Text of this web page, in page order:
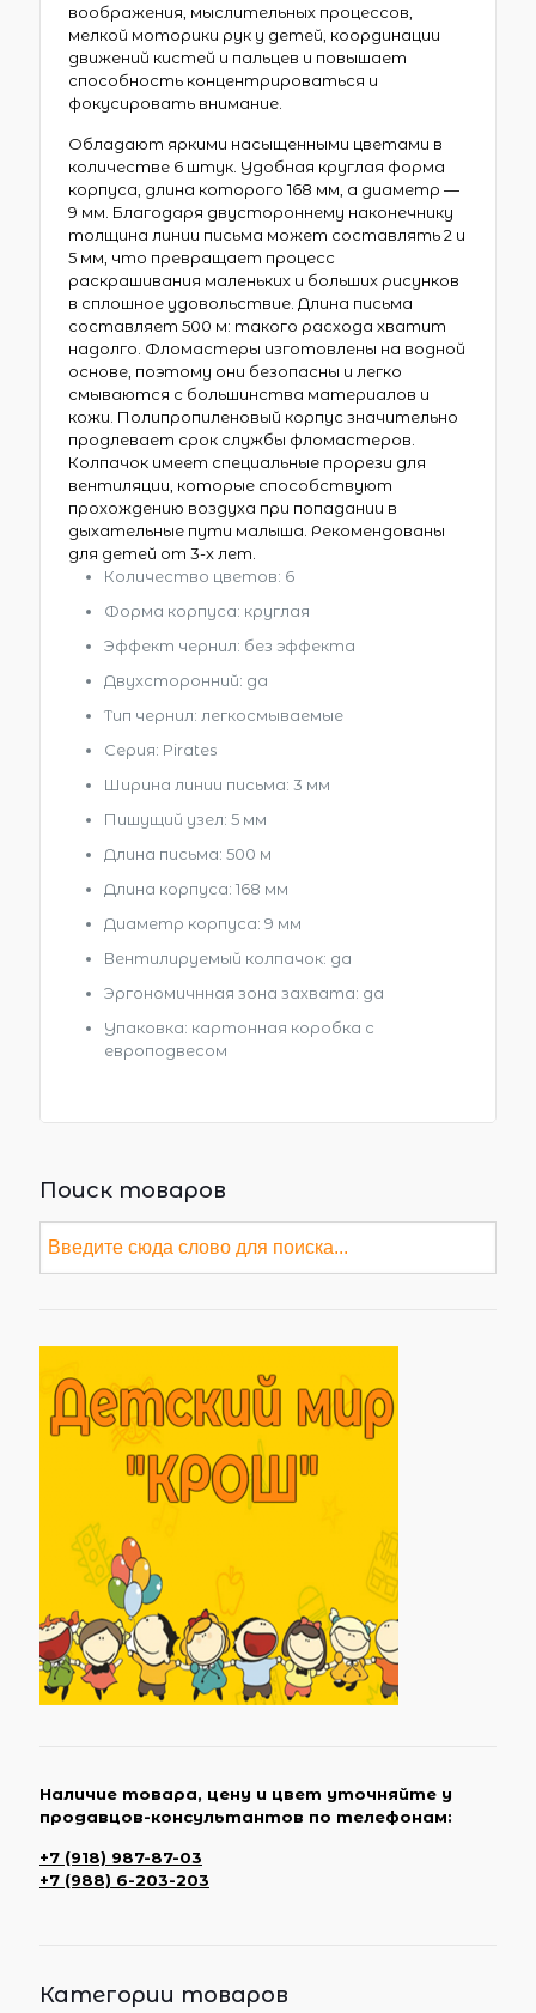
воображения, мыслительных процессов,
мелкой моторики рук у детей, координации
движений кистей и пальцев и повышает
способность концентрироваться и
фокусировать внимание.
Обладают яркими насыщенными цветами в
количестве 6 штук. Удобная круглая форма
корпуса, длина которого 168 мм, а диаметр —
9 мм. Благодаря двустороннему наконечнику
толщина линии письма может составлять 2 и
5 мм, что превращает процесс
раскрашивания маленьких и больших рисунков
в сплошное удовольствие. Длина письма
составляет 500 м: такого расхода хватит
надолго. Фломастеры изготовлены на водной
основе, поэтому они безопасны и легко
смываются с большинства материалов и
кожи. Полипропиленовый корпус значительно
продлевает срок службы фломастеров.
Колпачок имеет специальные прорези для
вентиляции, которые способствуют
прохождению воздуха при попадании в
дыхательные пути малыша. Рекомендованы
для детей от 3-х лет.
Количество цветов: 6
Форма корпуса: круглая
Эффект чернил: без эффекта
Двухсторонний: да
Тип чернил: легкосмываемые
Серия: Pirates
Ширина линии письма: 3 мм
Пишущий узел: 5 мм
Длина письма: 500 м
Длина корпуса: 168 мм
Диаметр корпуса: 9 мм
Вентилируемый колпачок: да
Эргономичнная зона захвата: да
Упаковка: картонная коробка с
европодвесом
Поиск товаров
Наличие товара, цену и цвет уточняйте у
продавцов-консультантов по телефонам:
+7 (918) 987-87-03
+7 (988) 6-203-203
Категории товаров